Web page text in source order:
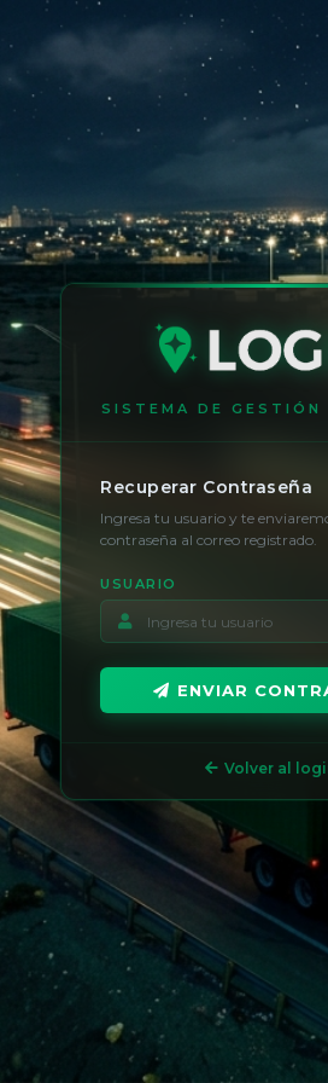
SISTEMA DE GESTIÓN
Recuperar Contraseña
Ingresa tu usuario y te
contraseña al correo registrado.
USUARIO
ENVIAR
Volver al